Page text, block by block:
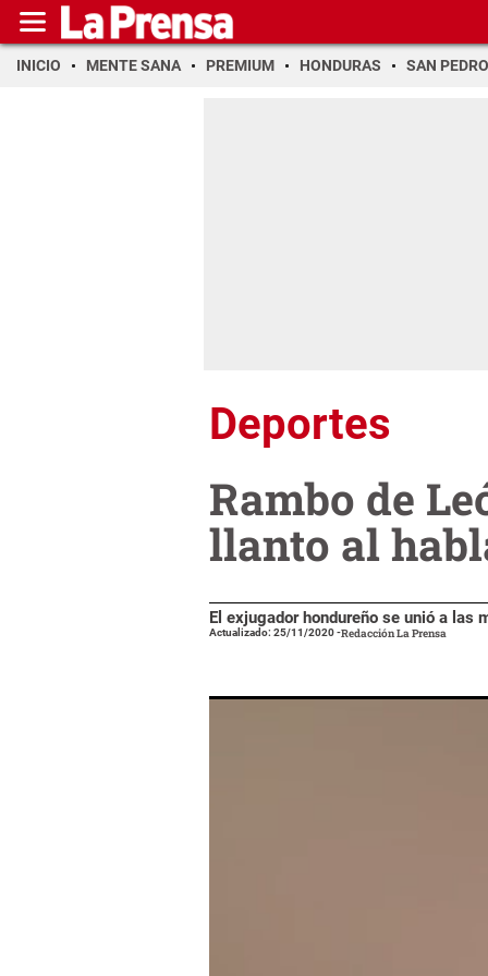
INICIO MENTE SANA PREMIUM HONDURAS SAN PEDRO
Deportes
Rambo de
llanto al
El exjugador hondureño se unió a las
Actualizado: 25/11/2020-Redacción La Prensa